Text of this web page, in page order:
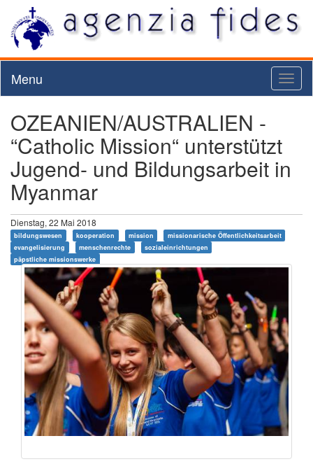
Menu
OZEANIEN/AUSTRALIEN -
“Catholic Mission“ unterstützt
Jugend- und Bildungsarbeit in
Myanmar
Dienstag, 22 Mai 2018
bildungswesen kooperation mission
missionarische Öffentlichkeitsarbeit
evangelisierung
menschenrechte
sozialeinrichtungen
päpstliche missionswerke